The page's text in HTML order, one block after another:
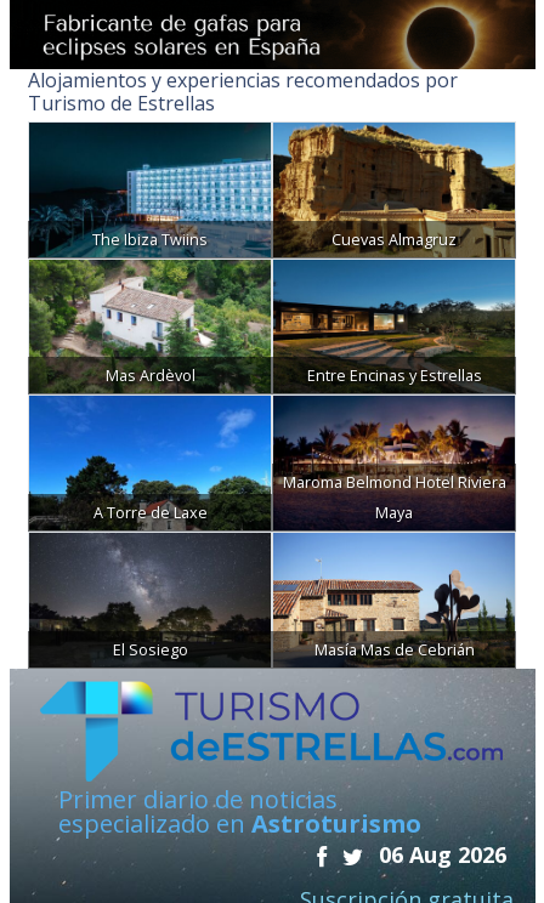
Alojamientos y experiencias recomendados por
Turismo de Estrellas
The Ibiza Twiins Cuevas Almagruz
Mas Ardèvol Entre Encinas y Estrellas
A Torre de Laxe
Maroma Belmond Hotel Riviera
Maya
El Sosiego Masía Mas de Cebrián
Primer diario de noticias
especializado en Astroturismo
06 Aug 2026